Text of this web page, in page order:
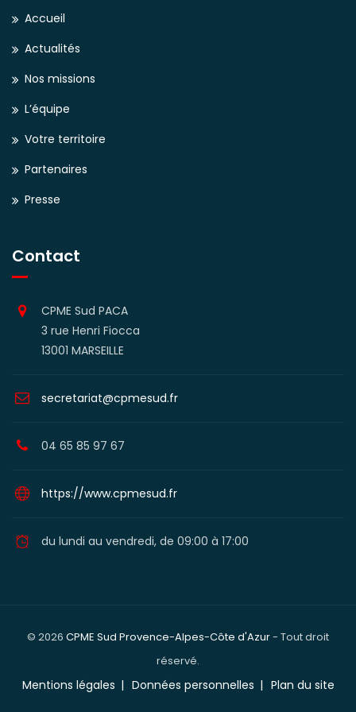
Accueil
Actualités
Nos missions
L’équipe
Votre territoire
Partenaires
Presse
Contact
CPME Sud PACA
3 rue Henri Fiocca
13001 MARSEILLE
secretariat@cpmesud.fr
04 65 85 97 67
https://www.cpmesud.fr
du lundi au vendredi, de 09:00 à 17:00
© 2026 CPME Sud Provence-Alpes-Côte d'Azur- Tout droit
réservé.
Mentions légales Données personnelles Plan du site